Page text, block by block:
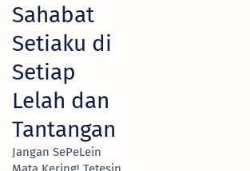
Sahabat
Setiaku di
Setiap
Lelah dan
Tantangan
Jangan SePeLein